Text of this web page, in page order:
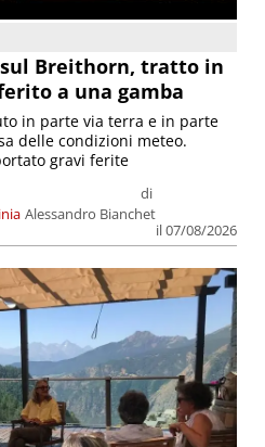
sul Breithorn, tratto in
a una gamba
di
Alessandro Bianchet
il 07/08/2026
in parte via terra e in parte
delle condizioni meteo.
gravi ferite